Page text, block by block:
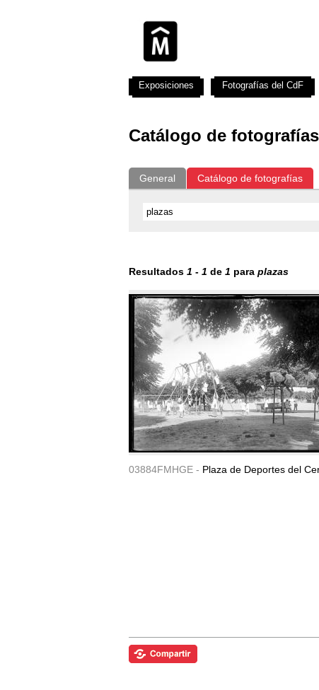
Catálogo de fotografías
General Catálogo de fotografías
Resultados 1 - 1 de 1 para plazas
03884FMHGE - Plaza de Deportes del
Exposiciones Fotografías del CdF